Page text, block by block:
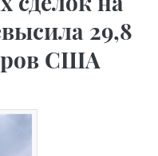
29,8
США